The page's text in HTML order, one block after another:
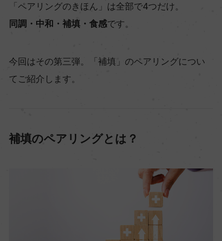
「ペアリングのきほん」は全部で4つだけ。
同調・中和・補填・食感です。
今回はその第三弾。「補填」のペアリングについ
てご紹介します。
補填のペアリングとは？